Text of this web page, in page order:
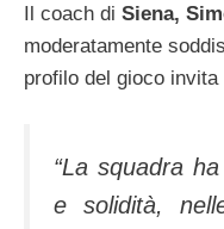
Il coach di Siena,
moderatamente
profilo del gioco
“La squadra
e solidità,